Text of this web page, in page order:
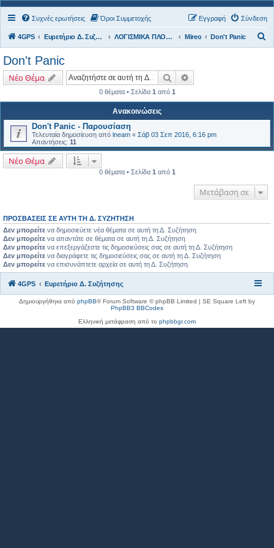
Συχνές ερωτήσεις Όροι Συμμετοχής Σύνδεση
Εγγραφή
4GPS Ευρετήριο Δ. Συζήτησης ΛΟΓΙΣΜΙΚΑ ΠΛΟΗΓΗΣΗΣ Mireo Don't Panic
η
Don't Panic
Νέο Θέμα Αναζήτηση
0 θέματα • Σελίδα 1 από 1
Ανακοινώσεις
Don't Panic - Παρουσίαση
Τελευταία δημοσίευση από lneam « Σάβ 03 Σεπ 2016, 6:16 pm
Απαντήσεις: 11
Νέο Θέμα
0 θέματα • Σελίδα 1 από 1
Μετάβαση σε
ΠΡΟΣΒΆΣΕΙΣ ΣΕ ΑΥΤΉ ΤΗ Δ. ΣΥΖΉΤΗΣΗ
Δεν μπορείτε να δημοσιεύετε νέα θέματα σε αυτή τη Δ. Συζήτηση
Δεν μπορείτε να απαντάτε σε θέματα σε αυτή τη Δ. Συζήτηση
Δεν μπορείτε να επεξεργάζεστε τις δημοσιεύσεις σας σε αυτή τη Δ. Συζήτηση
Δεν μπορείτε να διαγράφετε τις δημοσιεύσεις σας σε αυτή τη Δ. Συζήτηση
Δεν μπορείτε να επισυνάπτετε αρχεία σε αυτή τη Δ. Συζήτηση
4GPS Ευρετήριο Δ. Συζήτησης
Δημιουργήθηκε από phpBB® Forum Software © phpBB Limited | SE Square Left by
PhpBB3 BBCodes
Ελληνική μετάφραση από το phpbbgr.com